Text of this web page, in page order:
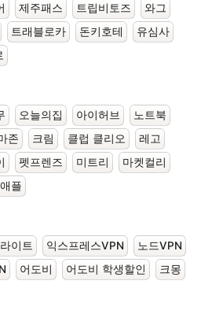
제주패스 트립비토즈
와그
트래블로카 돈키호테
유심사
오늘의집 아이허브
노트북
존 크림 클럽 클리오
레고
펫프렌즈 미트리
마켓컬리
애플
이트 익스프레스VPN
노드VPN
어도비 어도비 학생할인
크몽